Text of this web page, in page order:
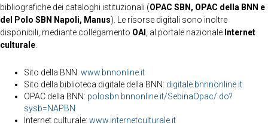
bibliografiche dei cataloghi istituzionali (OPAC SBN, OPAC della BNN e
del Polo SBN Napoli, Manus). Le risorse digitali sono inoltre
disponibili, mediante collegamento OAI , al portale nazionale Internet
culturale
Sito della BNN: www.bnnonline.it
Sito della biblioteca digitale della BNN: digitale.bnnnonline.it
OPAC della BNN: polosbn.bnnonline.it/SebinaOpac/.do?
sysb=NAPBN
Internet culturale: www.internetculturale.it